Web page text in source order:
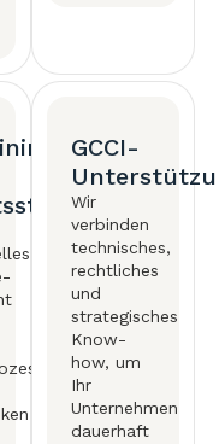
GCCI-
Wir
verbinden
technisches,
rechtliches
und
strategisches
Know-
how, um
Ihr
Unternehmen
dauerhaft